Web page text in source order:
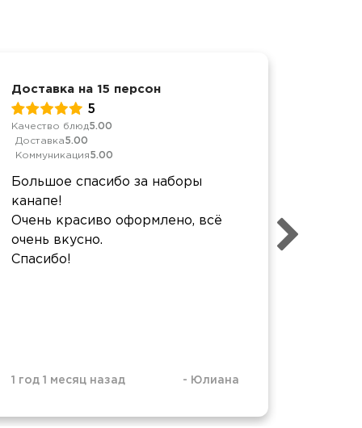
Доставка на 15 персон
5
Качество блюд5.00
Доставка5.00
Коммуникация5.00
Большое спасибо за наборы
канапе!
Очень красиво оформлено, всё
очень вкусно.
Спасибо!
1 год 1 месяц назад - Юлиана